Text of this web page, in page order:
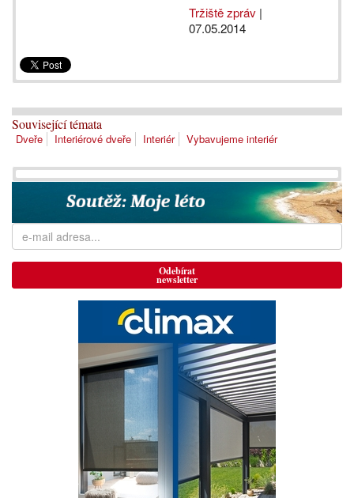
Tržiště zpráv |
07.05.2014
Související témata
Dveře Interiérové dveře Interiér Vybavujeme interiér
Odebírat
newsletter